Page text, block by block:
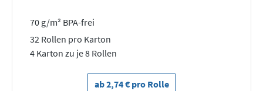
70 g/m² BPA-frei
32 Rollen pro Karton
4 Karton zu je 8 Rollen
ab 2,74 € pro Rolle